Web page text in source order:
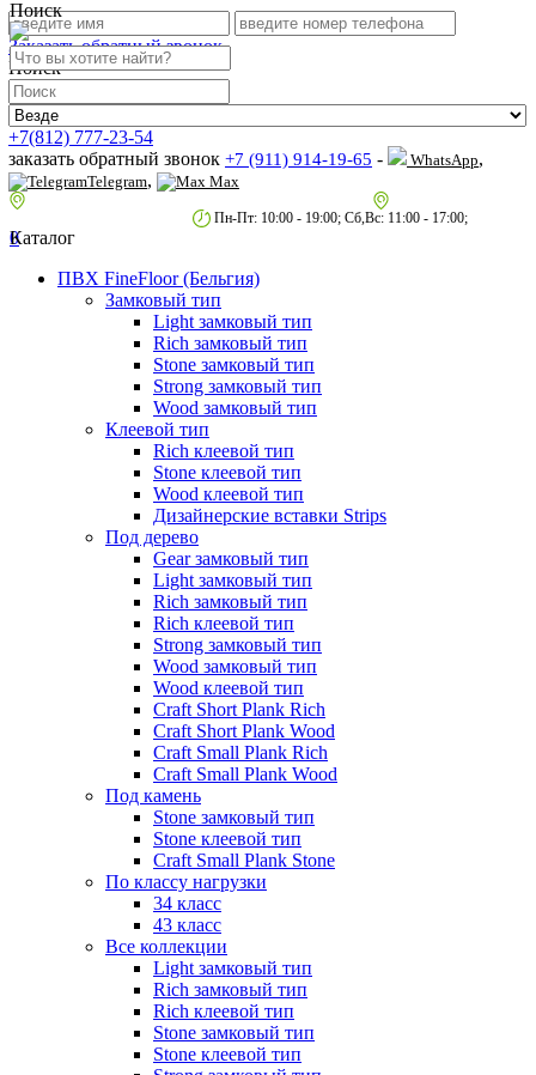
Поиск
Заказать обратный звонок
Поиск
+7(812) 777-23-54
заказать обратный звонок +7 (911) 914-19-65 - WhatsApp,
Telegram, Max
Пн-Пт: 10:00 - 19:00; Сб,Вс: 11:00 - 17:00;
0
Каталог
ПВХ FineFloor (Бельгия)
Замковый тип
Light замковый тип
Rich замковый тип
Stone замковый тип
Strong замковый тип
Wood замковый тип
Клеевой тип
Rich клеевой тип
Stone клеевой тип
Wood клеевой тип
Дизайнерские вставки Strips
Под дерево
Gear замковый тип
Light замковый тип
Rich замковый тип
Rich клеевой тип
Strong замковый тип
Wood замковый тип
Wood клеевой тип
Craft Short Plank Rich
Craft Short Plank Wood
Craft Small Plank Rich
Craft Small Plank Wood
Под камень
Stone замковый тип
Stone клеевой тип
Craft Small Plank Stone
По классу нагрузки
34 класс
43 класс
Все коллекции
Light замковый тип
Rich замковый тип
Rich клеевой тип
Stone замковый тип
Stone клеевой тип